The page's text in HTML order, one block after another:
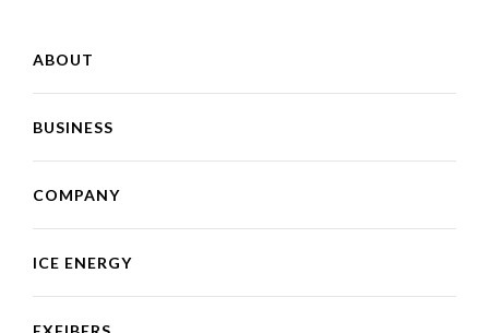
ABOUT
BUSINESS
COMPANY
ICE ENERGY